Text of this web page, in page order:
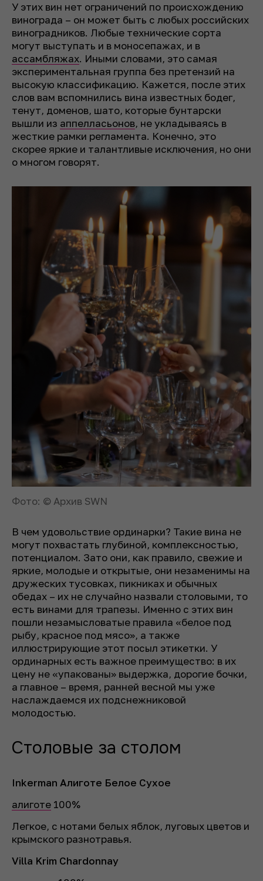
У этих вин нет ограничений по происхождению
винограда – он может быть с любых российских
виноградников. Любые технические сорта
могут выступать и в моносепажах, и в
ассамбляжах. Иными словами, это самая
экспериментальная группа без претензий на
высокую классификацию. Кажется, после этих
слов вам вспомнились вина известных бодег,
тенут, доменов, шато, которые бунтарски
вышли из аппелласьонов, не укладываясь в
жесткие рамки регламента. Конечно, это
скорее яркие и талантливые исключения, но они
о многом говорят.
Фото: © Архив SWN
В чем удовольствие ординарки? Такие вина не
могут похвастать глубиной, комплексностью,
потенциалом. Зато они, как правило, свежие и
яркие, молодые и открытые, они незаменимы на
дружеских тусовках, пикниках и обычных
обедах – их не случайно назвали столовыми, то
есть винами для трапезы. Именно с этих вин
пошли незамысловатые правила «белое под
рыбу, красное под мясо», а также
иллюстрирующие этот посыл этикетки. У
ординарных есть важное преимущество: в их
цену не «упакованы» выдержка, дорогие бочки,
а главное – время, ранней весной мы уже
наслаждаемся их подснежниковой
молодостью.
Столовые за столом
Inkerman Алиготе Белое Сухое
алиготе 100%
Легкое, с нотами белых яблок, луговых цветов и
крымского разнотравья.
Villa Krim Chardonnay